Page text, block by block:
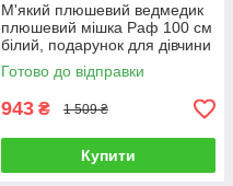
М'який плюшевий ведмедик
плюшевий мішка Раф 100 см
білий, подарунок для дівчини
на день народження
Готово до відправки
943 ₴ 1 509 ₴
Купити